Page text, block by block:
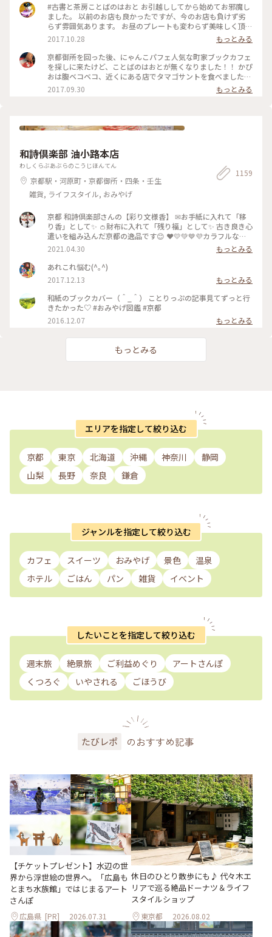
#古書と茶房ことばのはおと お引越ししてから始めてお邪魔し
ました。 以前のお店も良かったですが、今のお店も負けず劣
らず雰囲気あります。 お昼のプレートも変わらず美味しく頂
き、例のにゃんこパフェも😍 この度は帰り際にオーナーさん
と少しお話しできてよかったです。 で、いつもなのですが、お
店を出るときはわざわざご夫婦で三和土まで出てきてお見送り
してくれます。 また行っちゃうじゃない☺️ あ、ちなみに引っ
越してます。 新しい場所は 京都市上京区天神北町12-1
2017.10.28
もっとみる
京都御所を回った後、にゃんこパフェ人気な町家ブックカフェ
を探しに来たけど、ことばのはおとが無くなりました！！ かぴ
おは腹ベコベコ、近くにある店でタマゴサントを食べました！
たまたま入ったが、今流行りのタマゴタントが美味しかった！
カフェ⭐️スターと言う店なんだ！
2017.09.30 もっとみる
和詩倶楽部 油小路本店
わしくらぶあぶらのこうじほんてん
京都駅・河原町・京都御所・四条・壬生
雑貨, ライフスタイル, おみやげ
1159
京都 和詩倶楽部さんの【彩り文様香】 ✉お手紙に入れて「移
り香」として✨ 👛財布に入れて「残り福」として✨ 古き良き心
遣いを組み込んだ京都の逸品です😊 ❤️💛💚💙💜カラフルな可
愛い「京もの」 持ってるだけで幸せな気持ちになりますよ〜(*
´ᵕ`*) ❁❀✿✾🤍香りは 白檀🤍❁❀✿✾ 伝統文様の説明は写真5
枚目を見てくださいね✨ * 白檀はふくよかで優美さを兼ね備え
高貴な心打つ香りがします(*´˘`*)♡♡♡ 大好きな香りです(｡･
ω･｡)❁。🌼.*･ﾟ .ﾟ･*. * 古代より人の心を捉え 和らげてきた香
り。 お寺にいるような落ち着いた気持ちになります😌 * 今日
で4月も最終日。 過ぎ行く春を名残惜しみ 桜のお香をたきまし
た･:*:･(*´ｴ｀*)･:*:･ 🌸桜だけど 白檀の香りです😆 🐱にゃんこ
のお香立てを見せたかったの〜😜 * 我慢がまんの連休ですが
越の京都展で買いました。 懐紙を利用した お箸袋の折り方な
ども教えていただきました〜😍 Webショップでも買えます
心者🔰 #fumitubu
2021.04.30
もっとみる
あれこれ悩む(^｡^)
2017.12.13
もっとみる
和紙のブックカバー（＾_＾） ことりっぷの記事見てずっと行
きたかった♡ #おみやげ図鑑 #京都
2016.12.07
もっとみる
もっとみる
エリアを指定して絞り込む
京都 東京 北海道 沖縄 神奈川
静岡
山梨
長野 奈良 鎌倉
ジャンルを指定して絞り込む
カフェ スイーツ おみやげ 景色
温泉
ホテル
ごはん パン 雑貨 イベント
したいことを指定して絞り込む
週末旅 絶景旅 ご利益めぐり
アートさんぽ
くつろぐ
いやされる ごほうび
たびレポ のおすすめ記事
【チケットプレゼント】水辺の世
界から浮世絵の世界へ。「広島も
とまち水族館」ではじまるアート
さんぽ
広島県 [PR] 2026.07.31
休日のひとり散歩にも♪ 代々木エ
リアで巡る絶品ドーナツ＆ライフ
スタイルショップ
東京都 2026.08.02